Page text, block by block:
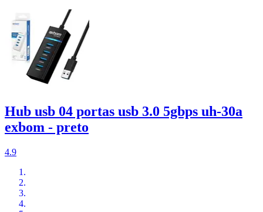
Hub usb 04 portas usb 3.0 5gbps uh-30a
exbom - preto
4.9